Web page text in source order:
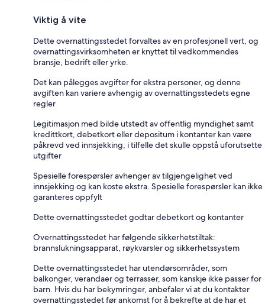
Viktig å vite
Dette overnattingsstedet forvaltes av en profesjonell vert, og
overnattingsvirksomheten er knyttet til vedkommendes
bransje, bedrift eller yrke.
Det kan pålegges avgifter for ekstra personer, og denne
avgiften kan variere avhengig av overnattingsstedets egne
regler
Legitimasjon med bilde utstedt av offentlig myndighet samt
kredittkort, debetkort eller depositum i kontanter kan være
påkrevd ved innsjekking, i tilfelle det skulle oppstå uforutsette
utgifter
Spesielle forespørsler avhenger av tilgjengelighet ved
innsjekking og kan koste ekstra. Spesielle forespørsler kan ikke
garanteres oppfylt
Dette overnattingsstedet godtar debetkort og kontanter
Overnattingsstedet har følgende sikkerhetstiltak:
brannslukningsapparat, røykvarsler og sikkerhetssystem
Dette overnattingsstedet har utendørsområder, som
balkonger, verandaer og terrasser, som kanskje ikke passer for
barn. Hvis du har bekymringer, anbefaler vi at du kontakter
overnattingsstedet før ankomst for å bekrefte at de har et